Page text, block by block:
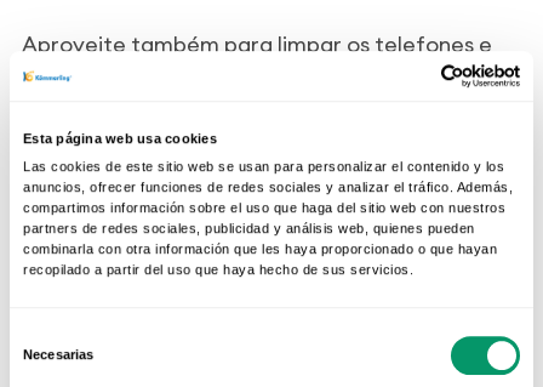
Esta página web usa cookies
Las cookies de este sitio web se usan para personalizar el contenido y los
anuncios, ofrecer funciones de redes sociales y analizar el tráfico. Además,
compartimos información sobre el uso que haga del sitio web con nuestros
partners de redes sociales, publicidad y análisis web, quienes pueden
combinarla con otra información que les haya proporcionado o que hayan
recopilado a partir del uso que haya hecho de sus servicios.
Necesarias
Aproveite também para limpar os telefones e
por que não, o seu telemóvel e as capas dos
Um produto de limpeza natural e
multifuncional
limpar a sua casa? Acrescente limão e vinagre
faça da sua casa